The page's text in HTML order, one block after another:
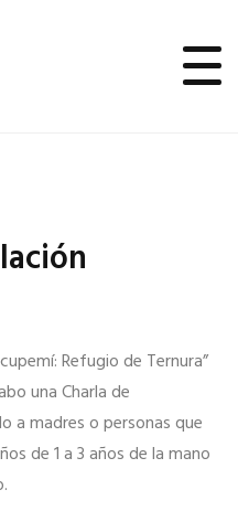
Refugio de Ternura”
una Charla de
a madres o personas que
de 1 a 3 años de la mano